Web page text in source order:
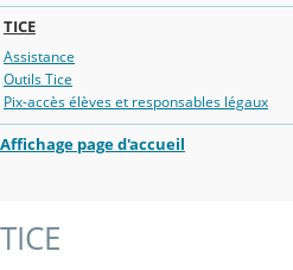
TICE
Assistance
Outils Tice
Pix-accès élèves et responsables légaux
Affichage page d'accueil
TICE